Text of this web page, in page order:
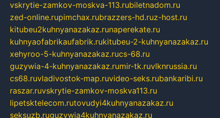
vskrytie-zamkov-moskva-113.rubiletnadom.ru
zed-online.rupimchax.rubrazzers-hd.ruz-host.ru
kitubeu2kuhnyanazakaz.runaperekate.ru
kuhnyaofabrikaufabrik.rukitubeu-2-kuhnyanazakaz.ru
xehyroo-5-kuhnyanazakaz.rucs-68.ru
guzywia-4-kuhnyanazakaz.rumir-tk.ruvlknrussia.ru
cs68.ruvladivostok-map.ruvideo-seks.rubankaribi.ru
raszar.ruvskrytie-zamkov-moskva113.ru
lipetsktelecom.rutovudyi4kuhnyanazakaz.ru
seksuzb.ruguzywia4kuhnyanazakaz.ru